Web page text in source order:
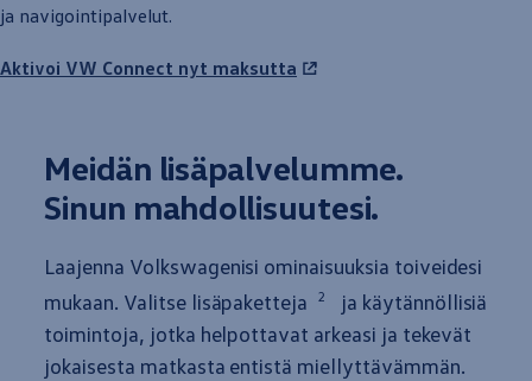
ja navigointipalvelut.
Aktivoi VW Connect nyt maksutta
Meidän lisäpalvelumme.
Sinun mahdollisuutesi.
Laajenna Volkswagenisi ominaisuuksia toiveidesi
mukaan. Valitse lisäpaketteja 2
ja käytännöllisiä
toimintoja, jotka helpottavat arkeasi ja tekevät
jokaisesta matkasta entistä miellyttävämmän.